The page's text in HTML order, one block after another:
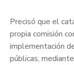
Precisó que el
propia comisión
implementación
públicas,